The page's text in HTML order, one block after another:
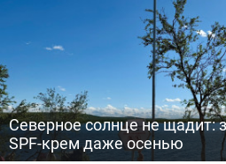
Северное солнце не щадит:
SPF-крем даже осенью